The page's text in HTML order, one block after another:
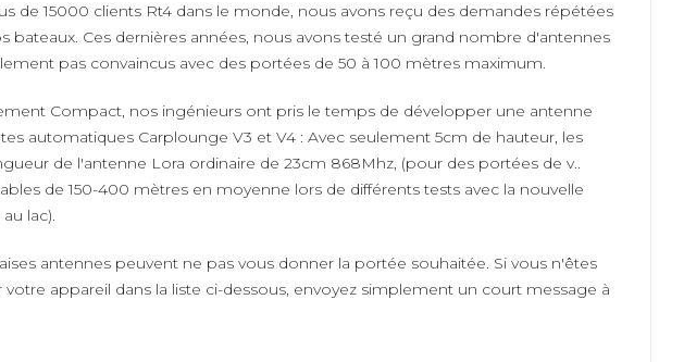
de 15000 clients Rt4 dans le monde, nous avons reçu des demandes répétées
Ces dernières années, nous avons testé un grand nombre d'antennes
pas convaincus avec des portées de 50 à 100 mètres maximum.
Compact, nos ingénieurs ont pris le temps de développer une antenne
automatiques Carplounge V3 et V4 : Avec seulement 5cm de hauteur, les
de l'antenne Lora ordinaire de 23cm 868Mhz, (pour des portées de v..
de 150-400 mètres en moyenne lors de différents tests avec la nouvelle
lac).
antennes peuvent ne pas vous donner la portée souhaitée. Si vous n'êtes
appareil dans la liste ci-dessous, envoyez simplement un court message à